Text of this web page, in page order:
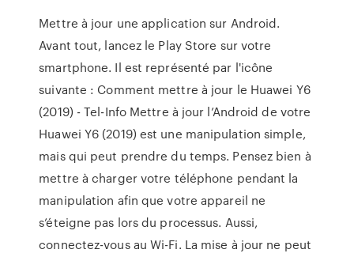
Mettre à jour une application sur Android.
Avant tout, lancez le Play Store sur votre
smartphone. Il est représenté par l'icône
suivante : Comment mettre à jour le Huawei Y6
(2019) - Tel-Info Mettre à jour l’Android de votre
Huawei Y6 (2019) est une manipulation simple,
mais qui peut prendre du temps. Pensez bien à
mettre à charger votre téléphone pendant la
manipulation afin que votre appareil ne
s’éteigne pas lors du processus. Aussi,
connectez-vous au Wi-Fi. La mise à jour ne peut